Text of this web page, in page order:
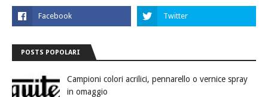
POSTS POPOLARI
Campioni colori acrilici, pennarello o vernice spray
in omaggio